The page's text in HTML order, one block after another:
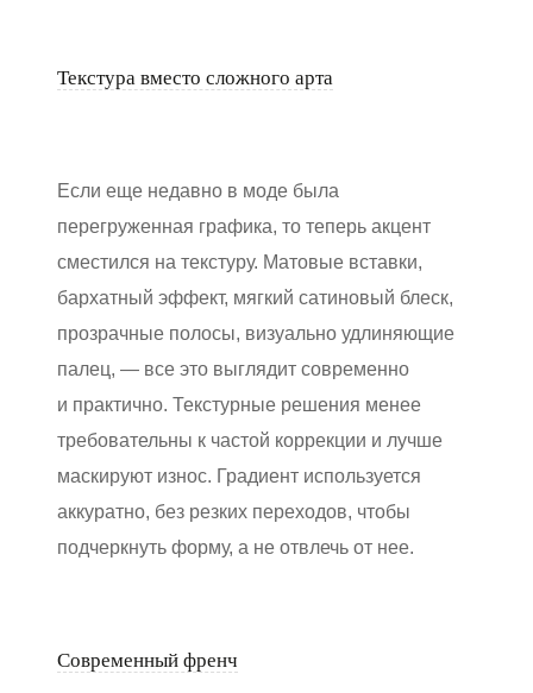
Текстура вместо сложного арта
Если еще недавно в моде была
перегруженная графика, то теперь акцент
сместился на текстуру. Матовые вставки,
бархатный эффект, мягкий сатиновый блеск,
прозрачные полосы, визуально удлиняющие
палец, — все это выглядит современно
и практично. Текстурные решения менее
требовательны к частой коррекции и лучше
маскируют износ. Градиент используется
аккуратно, без резких переходов, чтобы
подчеркнуть форму, а не отвлечь от нее.
Современный френч